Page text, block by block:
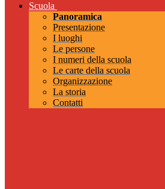
Scuola
Panoramica
Presentazione
I luoghi
Le persone
I numeri della scuola
Le carte della scuola
Organizzazione
La storia
Contatti